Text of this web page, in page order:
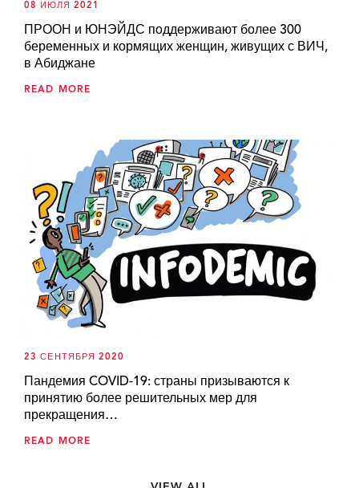
08 ИЮЛЯ 2021
ПРООН и ЮНЭЙДС поддерживают более 300
беременных и кормящих женщин, живущих с ВИЧ,
в Абиджане
READ MORE
23 СЕНТЯБРЯ 2020
Пандемия COVID-19: страны призываются к
принятию более решительных мер для
прекращения…
READ MORE